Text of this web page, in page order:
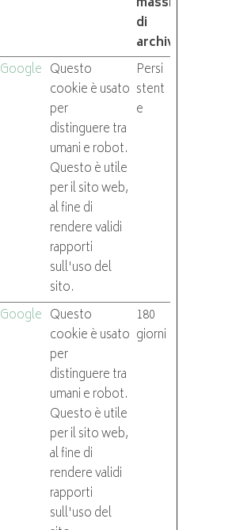
di
archiviazione
Google Questo
cookie è usato
per
distinguere tra
umani e robot.
Questo è utile
per il sito web,
al fine di
rendere validi
rapporti
sull'uso del
sito.
Persi
stent
e
Google Questo
cookie è usato
per
distinguere tra
umani e robot.
Questo è utile
per il sito web,
al fine di
rendere validi
rapporti
sull'uso del
180
giorni